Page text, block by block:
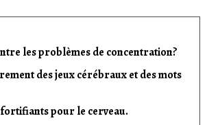
les problèmes de concentration?
des jeux cérébraux et des mots
fortifiants pour le cerveau.